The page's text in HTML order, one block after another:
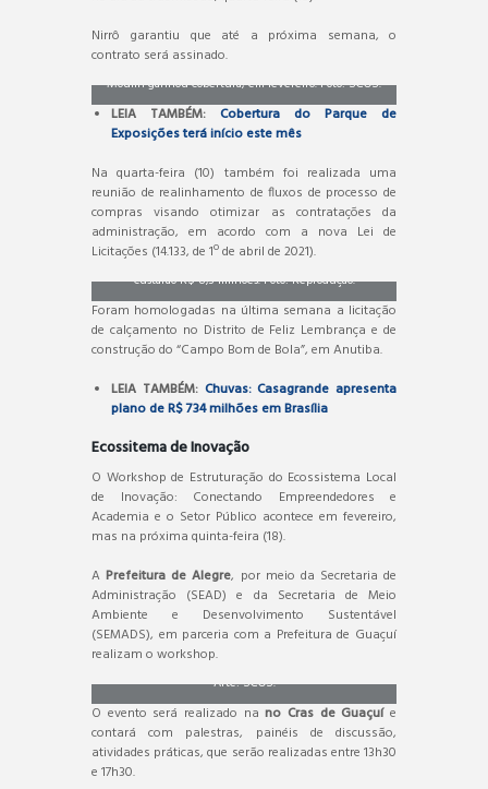
Nirrô garantiu que até a próxima semana, o
contrato será assinado.
Área social do campo de futebol society de Clério
Moulin ganhou cobertura, em fevereiro. Foto: SCOS.
LEIA TAMBÉM: Cobertura do Parque de
Exposições terá início este mês
Na quarta-feira (10) também foi realizada uma
reunião de realinhamento de fluxos de processo de
compras visando otimizar as contratações da
administração, em acordo com a nova Lei de
Licitações (14.133, de 1º de abril de 2021).
Obras de cobertura doParque de Exposições
custarão R$ 8,3 milhões. Foto: Reprodução.
Foram homologadas na última semana a licitação
de calçamento no Distrito de Feliz Lembrança e de
construção do “Campo Bom de Bola”, em Anutiba.
LEIA TAMBÉM: Chuvas: Casagrande apresenta
plano de R$ 734 milhões em Brasília
Ecossitema de Inovação
O Workshop de Estruturação do Ecossistema Local
de Inovação: Conectando Empreendedores e
Academia e o Setor Público acontece em fevereiro,
mas na próxima quinta-feira (18).
A Prefeitura de Alegre, por meio da Secretaria de
Administração (SEAD) e da Secretaria de Meio
Ambiente e Desenvolvimento Sustentável
(SEMADS), em parceria com a Prefeitura de Guaçuí
realizam o workshop.
Arte: SCOS.
O evento será realizado nano Cras de Guaçuíe
contará com palestras, painéis de discussão,
atividades práticas, que serão realizadas entre 13h30
e 17h30.